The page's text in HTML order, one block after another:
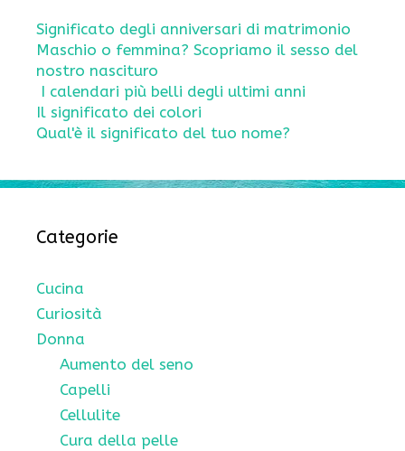
Significato degli anniversari di matrimonio
Maschio o femmina? Scopriamo il sesso del
nostro nascituro
I calendari più belli degli ultimi anni
Il significato dei colori
Qual'è il significato del tuo nome?
Categorie
Cucina
Curiosità
Donna
Aumento del seno
Capelli
Cellulite
Cura della pelle